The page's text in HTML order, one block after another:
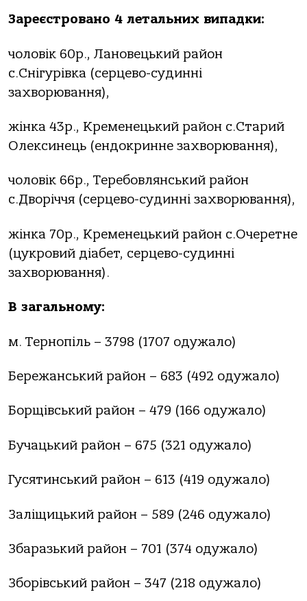
Зареєстровано 4 летальних випадки:
чоловік 60р., Лановецький район
с.Снігурівка (серцево-судинні
захворювання),
жінка 43р., Кременецький район с.Старий
Олексинець (ендокринне захворювання),
чоловік 66р., Теребовлянський район
с.Дворіччя (серцево-судинні захворювання),
жінка 70р., Кременецький район с.Очеретне
(цукровий діабет, серцево-судинні
захворювання).
В загальному:
м. Тернопіль – 3798 (1707 одужало)
Бережанський район – 683 (492 одужало)
Борщівський район – 479 (166 одужало)
Бучацький район – 675 (321 одужало)
Гусятинський район – 613 (419 одужало)
Заліщицький район – 589 (246 одужало)
Збаразький район – 701 (374 одужало)
Зборівський район – 347 (218 одужало)